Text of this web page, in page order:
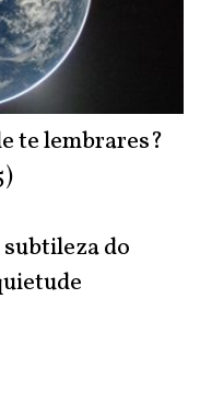
te lembrares?
do